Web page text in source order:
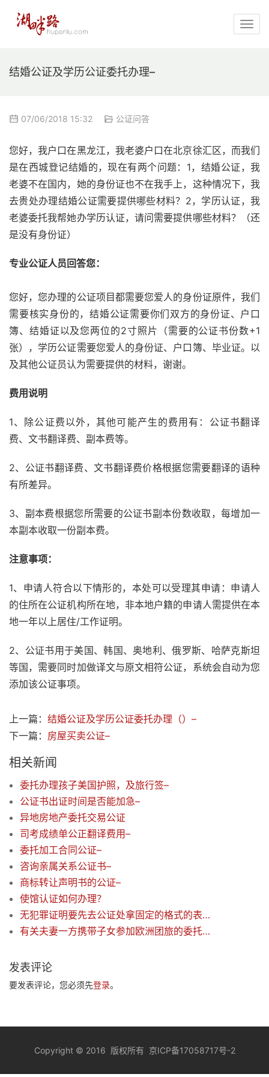
结婚公证及学历公证委托办理–
07/06/2018 15:32 公证问答
您好，我户口在黑龙江，我老婆户口在北京徐汇区，而我们
是在西城登记结婚的，现在有两个问题：1，结婚公证，我
老婆不在国内，她的身份证也不在我手上，这种情况下，我
去贵处办理结婚公证需要提供哪些材料？2，学历认证，我
老婆委托我帮她办学历认证，请问需要提供哪些材料？（还
是没有身份证）
专业公证人员回答您：
您好，您办理的公证项目都需要您爱人的身份证原件，我们
需要核实身份的，结婚公证需要你们双方的身份证、户口
簿、结婚证以及您两位的2寸照片（需要的公证书份数+1
张），学历公证需要您爱人的身份证、户口簿、毕业证。以
及其他公证员认为需要提供的材料，谢谢。
费用说明
1、除公证费以外，其他可能产生的费用有：公证书翻译
费、文书翻译费、副本费等。
2、公证书翻译费、文书翻译费价格根据您需要翻译的语种
有所差异。
3、副本费根据您所需要的公证书副本份数收取，每增加一
本副本收取一份副本费。
注意事项：
1、申请人符合以下情形的，本处可以受理其申请：申请人
的住所在公证机构所在地，非本地户籍的申请人需提供在本
地一年以上居住/工作证明。
2、公证书用于美国、韩国、奥地利、俄罗斯、哈萨克斯坦
等国，需要同时加做译文与原文相符公证，系统会自动为您
添加该公证事项。
上一篇： 结婚公证及学历公证委托办理（）–
下一篇： 房屋买卖公证–
相关新闻
委托办理孩子美国护照，及旅行签–
公证书出证时间是否能加急–
异地房地产委托交易公证
司考成绩单公正翻译费用–
委托加工合同公证–
咨询亲属关系公证书–
商标转让声明书的公证–
使馆认证如何办理？
无犯罪证明要先去公证处拿固定的格式的表单还是直接去派出所开具就好了呢？
有关夫妻一方携带子女参加欧洲团旅的委托书公证–
发表评论
要发表评论，您必须先登录。
Copyright © 2016 版权所有 京ICP备17058717号-2